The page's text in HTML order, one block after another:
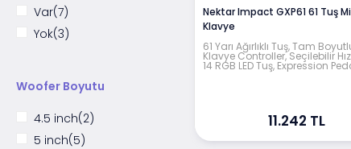
Var(7)
Yok(3)
Woofer Boyutu
4.5 inch(2)
5 inch(5)
Nektar Impact GXP61 61 Tuş
Klavye
61 Yarı Ağırlıklı Tuş, Tam
Klavye Controller, Seçilebilir
14 RGB LED Tuş, Expression
11.242 TL